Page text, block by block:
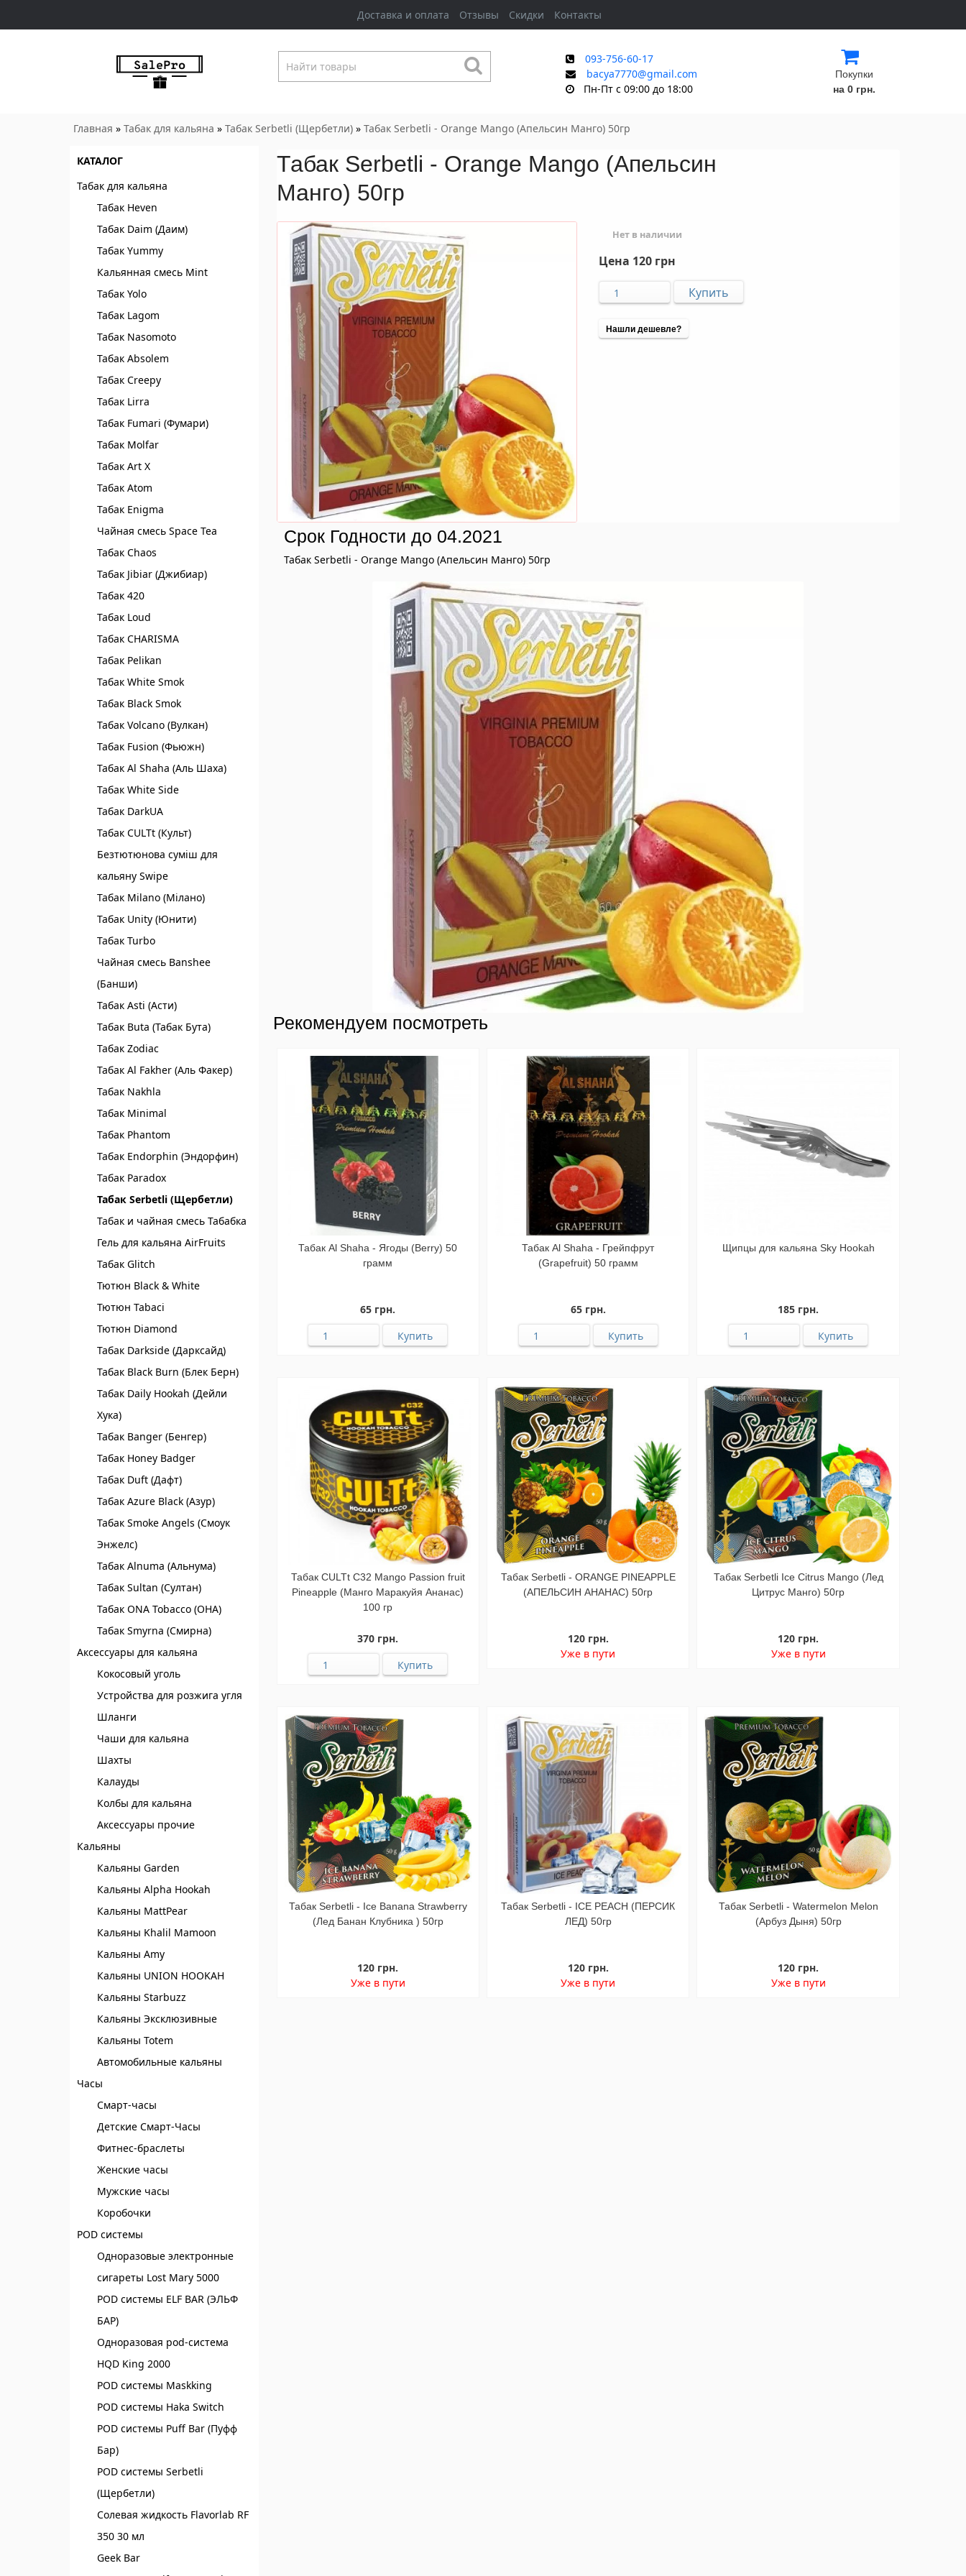
Доставка и оплата Отзывы Скидки Контакты
093-756-60-17
bacya7770@gmail.com
Пн-Пт с 09:00 до 18:00
Покупки
на 0 грн.
Главная » Табак для кальяна » Табак Serbetli (Щербетли) » Табак Serbetlі - Orange Mango (Апельсин Манго) 50гр
КАТАЛОГ
Табак для кальяна
Табак Heven
Табак Daim (Даим)
Табак Yummy
Кальянная смесь Mint
Табак Yolo
Табак Lagom
Табак Nasomoto
Табак Absolem
Табак Creepy
Табак Lirra
Табак Fumari (Фумари)
Табак Molfar
Табак Art X
Табак Atom
Табак Enigma
Чайная смесь Spaсe Tea
Табак Chaos
Табак Jibiar (Джибиар)
Табак 420
Табак Loud
Табак CHARISMA
Табак Pelikan
Табак White Smok
Табак Black Smok
Табак Volcano (Вулкан)
Табак Fusion (Фьюжн)
Табак Al Shaha (Аль Шаха)
Табак White Side
Табак DarkUA
Табак CULTt (Культ)
Безтютюнова суміш для
кальяну Swipe
Табак Milano (Мілано)
Табак Unity (Юнити)
Табак Turbo
Чайная смесь Banshee
(Банши)
Табак Asti (Асти)
Табак Buta (Табак Бута)
Табак Zodiac
Табак Al Fakher (Аль Факер)
Табак Nakhla
Табак Minimal
Табак Phantom
Табак Endorphin (Эндорфин)
Табак Paradox
Табак Serbetli (Щербетли)
Табак и чайная смесь Табабка
Гель для кальяна AirFruits
Табак Glitch
Тютюн Black & White
Тютюн Tabaci
Тютюн Diamond
Табак Darkside (Дарксайд)
Табак Black Burn (Блек Берн)
Табак Daily Hookah (Дейли
Хука)
Табак Banger (Бенгер)
Табак Honey Badger
Табак Duft (Дафт)
Табак Azure Black (Азур)
Табак Smoke Angels (Смоук
Энжелс)
Табак Alnuma (Альнума)
Табак Sultan (Султан)
Табак ONA Tobacco (ОНА)
Табак Smyrna (Смирна)
Аксессуары для кальяна
Кокосовый уголь
Устройства для розжига угля
Шланги
Чаши для кальяна
Шахты
Калауды
Колбы для кальяна
Аксессуары прочие
Кальяны
Кальяны Garden
Кальяны Alpha Hookah
Кальяны MattPear
Кальяны Khalil Mamoon
Кальяны Amy
Кальяны UNION HOOKAH
Кальяны Starbuzz
Кальяны Эксклюзивные
Кальяны Totem
Автомобильные кальяны
Часы
Смарт-часы
Детские Смарт-Часы
Фитнес-браслеты
Женские часы
Мужские часы
Коробочки
POD системы
Одноразовые электронные
сигареты Lost Mary 5000
POD системы ELF BAR (ЭЛЬФ
БАР)‌
Одноразовая pod-система
HQD King 2000
POD системы Maskking
POD системы Haka Switch
POD системы Puff Bar (Пуфф
Бар)
POD системы Serbetli
(Щербетли)
Солевая жидкость Flavorlab RF
350 30 мл
Geek Bar
Табак Serbetlі - Orange Mango (Апельсин
Манго) 50гр
Нет в наличии
Цена 120 грн
Нашли дешевле?
Срок Годности до 04.2021
Табак Serbetlі - Orange Mango (Апельсин Манго) 50гр
Рекомендуем посмотреть
Табак Al Shaha - Ягоды (Berry) 50
грамм
65 грн.
Табак Al Shaha - Грейпфрут
(Grapefruit) 50 грамм
65 грн.
Щипцы для кальяна Sky Hookah
185 грн.
Табак CULTt C32 Mango Passion fruit
Pineapple (Манго Маракуйя Ананас)
100 гр
370 грн.
Табак Serbetli - ORANGE PINEAPPLE
(АПЕЛЬСИН АНАНАС) 50гр
120 грн.
Уже в пути
Табак Serbetli Ice Citrus Mango (Лед
Цитрус Манго) 50гр
120 грн.
Уже в пути
Табак Serbetli - Ice Banana Strawberry
(Лед Банан Клубника ) 50гр
120 грн.
Уже в пути
Табак Serbetli - ICE PEACH (ПЕРСИК
ЛЕД) 50гр
120 грн.
Уже в пути
Табак Serbetli - Watermelon Melon
(Арбуз Дыня) 50гр
120 грн.
Уже в пути